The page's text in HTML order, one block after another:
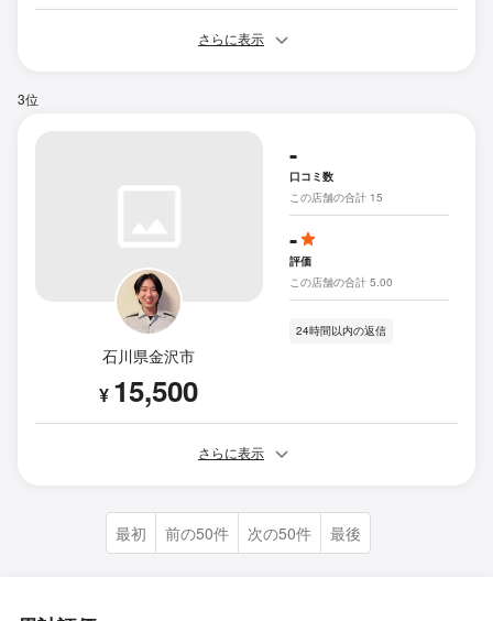
さらに表示
3位
石川県金沢市
¥ 15,500
-
口コミ数
この店舗の合計 15
-
評価
この店舗の合計 5.00
24時間以内の返信
さらに表示
最初 前の50件 次の50件 最後